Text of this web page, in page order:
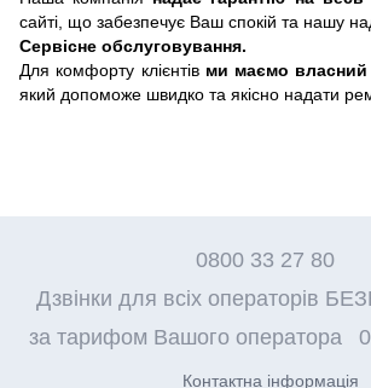
сайті, що забезпечує Ваш спокій та нашу
Сервісне обслуговування.
Для комфорту клієнтів ми маємо власний
який допоможе швидко та якісно надати
0800 33 27 80
Дзвінки для всіх операторів
за тарифом Вашого оператора
Контактна інформація